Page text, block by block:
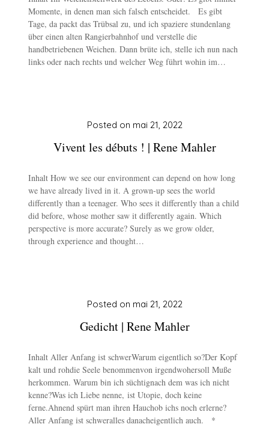
Momente, in denen man sich falsch entscheidet. Es gibt
Tage, da packt das Trübsal zu, und ich spaziere stundenlang
über einen alten Rangierbahnhof und verstelle die
handbetriebenen Weichen. Dann brüte ich, stelle ich nun nach
links oder nach rechts und welcher Weg führt wohin im…
Vivent les débuts ! | Rene Mahler
Posted on mai 21, 2022
Inhalt How we see our environment can depend on how long
we have already lived in it. A grown-up sees the world
differently than a teenager. Who sees it differently than a child
did before, whose mother saw it differently again. Which
perspective is more accurate? Surely as we grow older,
through experience and thought…
Gedicht | Rene Mahler
Posted on mai 21, 2022
Inhalt Aller Anfang ist schwerWarum eigentlich so?Der Kopf
kalt und rohdie Seele benommenvon irgendwohersoll Muße
herkommen. Warum bin ich süchtignach dem was ich nicht
kenne?Was ich Liebe nenne, ist Utopie, doch keine
ferne.Ahnend spürt man ihren Hauchob ichs noch erlerne?
Aller Anfang ist schweralles danacheigentlich auch. *